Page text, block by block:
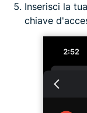
Inserisci la
chiave